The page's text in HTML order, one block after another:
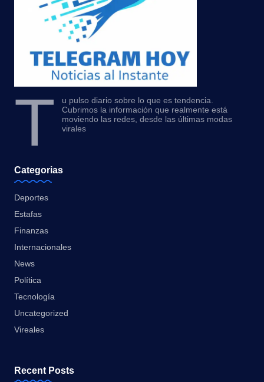
T
u pulso diario sobre lo que es tendencia.
Cubrimos la información que realmente está
moviendo las redes, desde las últimas modas
virales
Categorias
Deportes
Estafas
Finanzas
Internacionales
News
Política
Tecnología
Uncategorized
Vireales
Recent Posts